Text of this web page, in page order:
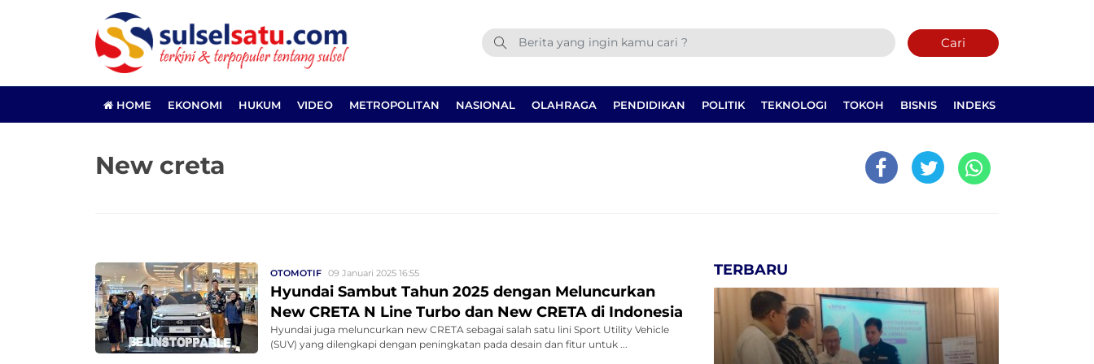
Cari
HOME EKONOMI HUKUM VIDEO METROPOLITAN NASIONAL OLAHRAGA PENDIDIKAN POLITIK TEKNOLOGI TOKOH BISNIS INDEKS
New creta
OTOMOTIF 09 Januari 2025 16:55
Hyundai Sambut Tahun 2025 dengan Meluncurkan
New CRETA N Line Turbo dan New CRETA di Indonesia
Hyundai juga meluncurkan new CRETA sebagai salah satu lini Sport Utility Vehicle
(SUV) yang dilengkapi dengan peningkatan pada desain dan fitur untuk ...
TERBARU